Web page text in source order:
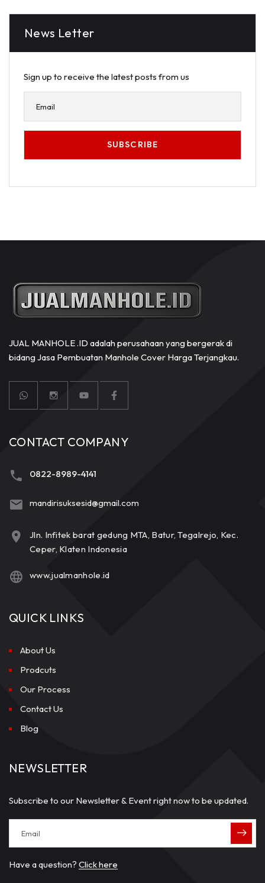
News Letter
Sign up to receive the latest posts from us
JUAL MANHOLE .ID adalah perusahaan yang bergerak di
bidang Jasa Pembuatan Manhole Cover Harga Terjangkau.
CONTACT COMPANY
0822-8989-4141
mandirisuksesid@gmail.com
Jln. Infitek barat gedung MTA, Batur, Tegalrejo, Kec.
Ceper, Klaten Indonesia
www.jualmanhole.id
QUICK LINKS
About Us
Prodcuts
Our Process
Contact Us
Blog
NEWSLETTER
Subscribe to our Newsletter & Event right now to be updated.
Have a question? Click here